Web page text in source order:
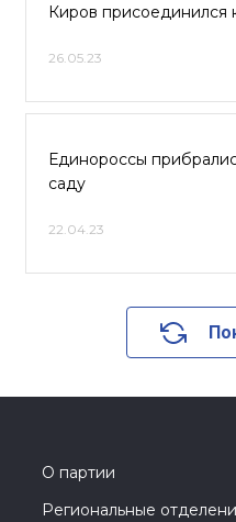
Киров присоединился
26.05.23
Единороссы
саду
22.04.23
О партии
Региональные